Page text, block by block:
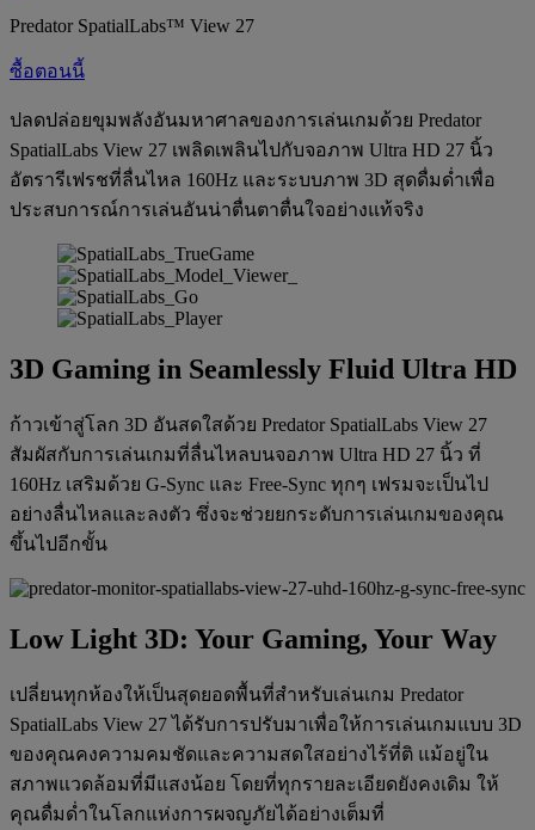
Predator SpatialLabs™ View 27
ซื้อตอนนี้
ปลดปล่อยขุมพลังอันมหาศาลของการเล่นเกมด้วย Predator
SpatialLabs View 27 เพลิดเพลินไปกับจอภาพ Ultra HD 27 นิ้ว
อัตรารีเฟรชที่ลื่นไหล 160Hz และระบบภาพ 3D สุดดื่มด่ำเพื่อ
ประสบการณ์การเล่นอันน่าตื่นตาตื่นใจอย่างแท้จริง
3D Gaming in Seamlessly Fluid Ultra HD
ก้าวเข้าสู่โลก 3D อันสดใสด้วย Predator SpatialLabs View 27
สัมผัสกับการเล่นเกมที่ลื่นไหลบนจอภาพ Ultra HD 27 นิ้ว ที่
160Hz เสริมด้วย G-Sync และ Free-Sync ทุกๆ เฟรมจะเป็นไป
อย่างลื่นไหลและลงตัว ซึ่งจะช่วยยกระดับการเล่นเกมของคุณ
ขึ้นไปอีกขั้น
Low Light 3D: Your Gaming, Your Way
เปลี่ยนทุกห้องให้เป็นสุดยอดพื้นที่สำหรับเล่นเกม Predator
SpatialLabs View 27 ได้รับการปรับมาเพื่อให้การเล่นเกมแบบ 3D
ของคุณคงความคมชัดและความสดใสอย่างไร้ที่ติ แม้อยู่ใน
สภาพแวดล้อมที่มีแสงน้อย โดยที่ทุกรายละเอียดยังคงเดิม ให้
คุณดื่มด่ำในโลกแห่งการผจญภัยได้อย่างเต็มที่